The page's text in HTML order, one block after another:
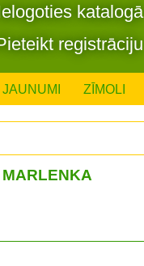
katalogā
registrāciju
JAUNUMI ZĪMOLI